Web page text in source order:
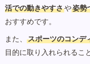
活での動きやすさや姿勢
おすすめです。
また、
スポーツのコンデ
目的に取り入れられるこ